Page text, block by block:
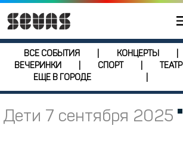
ВСЕ СОБЫТИЯ КОНЦЕРТЫ
ВЕЧЕРИНКИ
СПОРТ ТЕАТР
ЕЩЕ В ГОРОДЕ
Дети 7 сентября 2025